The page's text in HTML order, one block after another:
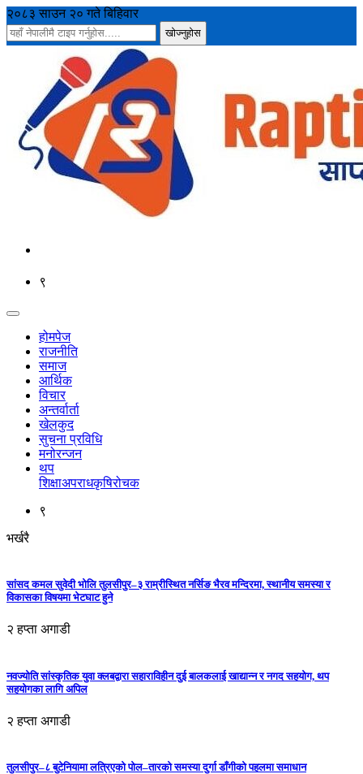
२०८३ साउन २० गते बिहिवार
९
होमपेज
राजनीति
समाज
आर्थिक
विचार
अन्तर्वार्ता
खेलकुद
सुचना प्रविधि
मनोरन्जन
थप
शिक्षाअपराधकृषिरोचक
९
भर्खरै
सांसद कमल सुवेदी भोलि तुलसीपुर–३ राम्रीस्थित नर्सिङ भैरव मन्दिरमा, स्थानीय समस्या र
विकासका विषयमा भेटघाट हुने
२ हप्ता अगाडी
नवज्योति सांस्कृतिक युवा क्लबद्वारा सहाराविहीन दुई बालकलाई खाद्यान्न र नगद सहयोग, थप
सहयोगका लागि अपिल
२ हप्ता अगाडी
तुलसीपुर–८ बुटेनियामा लत्रिएको पोल–तारको समस्या दुर्गा डाँगीको पहलमा समाधान